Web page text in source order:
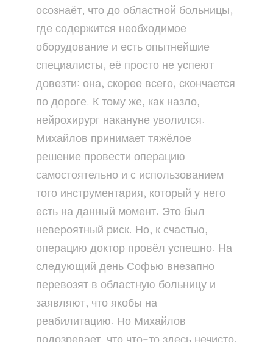
осознаёт, что до областной больницы,
где содержится необходимое
оборудование и есть опытнейшие
специалисты, её просто не успеют
довезти: она, скорее всего, скончается
по дороге. К тому же, как назло,
нейрохирург накануне уволился.
Михайлов принимает тяжёлое
решение провести операцию
самостоятельно и с использованием
того инструментария, который у него
есть на данный момент. Это был
невероятный риск. Но, к счастью,
операцию доктор провёл успешно. На
следующий день Софью внезапно
перевозят в областную больницу и
заявляют, что якобы на
реабилитацию. Но Михайлов